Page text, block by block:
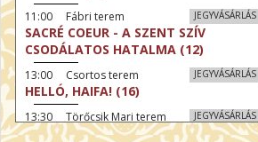
JEGYVÁSÁRLÁS
11:00 Fábri terem
SACRÉ COEUR - A SZENT SZÍV
CSODÁLATOS HATALMA (12)
JEGYVÁSÁRLÁS
13:00 Csortos terem
HELLÓ, HAIFA! (16)
JEGYVÁSÁRLÁS
13:30 Törőcsik Mari terem
A KEGYELEM (16)